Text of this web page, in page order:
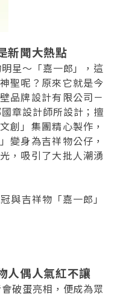
新聞大熱點
星～「嘉一郎」，這
聖呢？原來它就是今
品牌設計有限公司－
章設計師所設計；擅
創」集團精心製作，
變身為吉祥物公仔，
，吸引了大批人潮湧
與吉祥物「嘉一郎」
人偶人氣紅不讓
破蛋亮相，便成為眾